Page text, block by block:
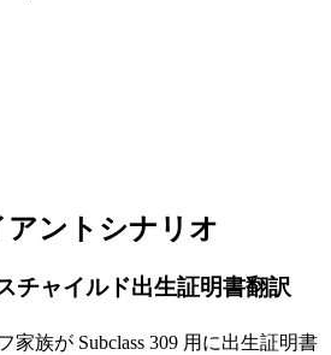
ントシナリオ
チャイルド出生証明書翻訳
家族が Subclass 309 用に出生証明書